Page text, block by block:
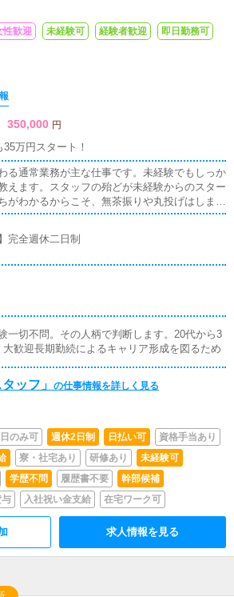
性歓迎 未経験可 経験者歓迎 即日勤務可
350,000 円
万円スタート！
る通常業務が主な仕事です。未経験でもしっか
えます。スタッフの殆どが未経験からのスター
がわかるからこそ、無茶振りや丸投げはしませ
営、人材・店舗の育成、女子面接、マネジメン
店長経験者優遇・主任スタート可■店長/幹部候
きます。業務に慣れてきたら、『キャストの管
１年ぐらいで、店長として新しい店舗の運営を
す。■対面接客・受付業務お客様からのお問合
れたお客様の案内を行っていただきます。予約
徐々に覚えていただきますので、未経験の方で
【お客様のリピート率の向上】【キャストの方
増加】など、売上UPに繋がる施策の提案を行
きます。■キャスト管理お店で働いていただい
ストの方が稼げるようにインターネットを使っ
日記）などの使い方などのアドバイスを行っ
ます。■PC更新業務ヘブンネットなど、ポータ
の店舗情報更新作業を行っていただきます。キ
勤情報やイベント、求人ブログの作成となりま
にはボタンを押すだけや、ブログの更新時に簡
にお過ごしいただくため、店内の清掃や備品の
完全週休二日制
一切不問。その人柄で判断します。20代から3
大歓迎長期勤続によるキャリア形成を図るため
ッフ」 の仕事情報を詳しく見る
のみ可 週休2日制 日払い可
資格手当あり
寮・社宅あり 研修あり
未経験可
学歴不問 履歴書不要
幹部候補
入社祝い金支給 在宅ワーク可
求人情報を見る